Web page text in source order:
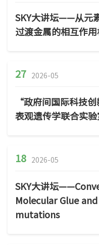
SKY大讲坛——从元
过渡金属的相互作
27 2026-05
“政府间国际科技
表观遗传学联合实
18 2026-05
SKY大讲坛
Molecular Glue
mutations